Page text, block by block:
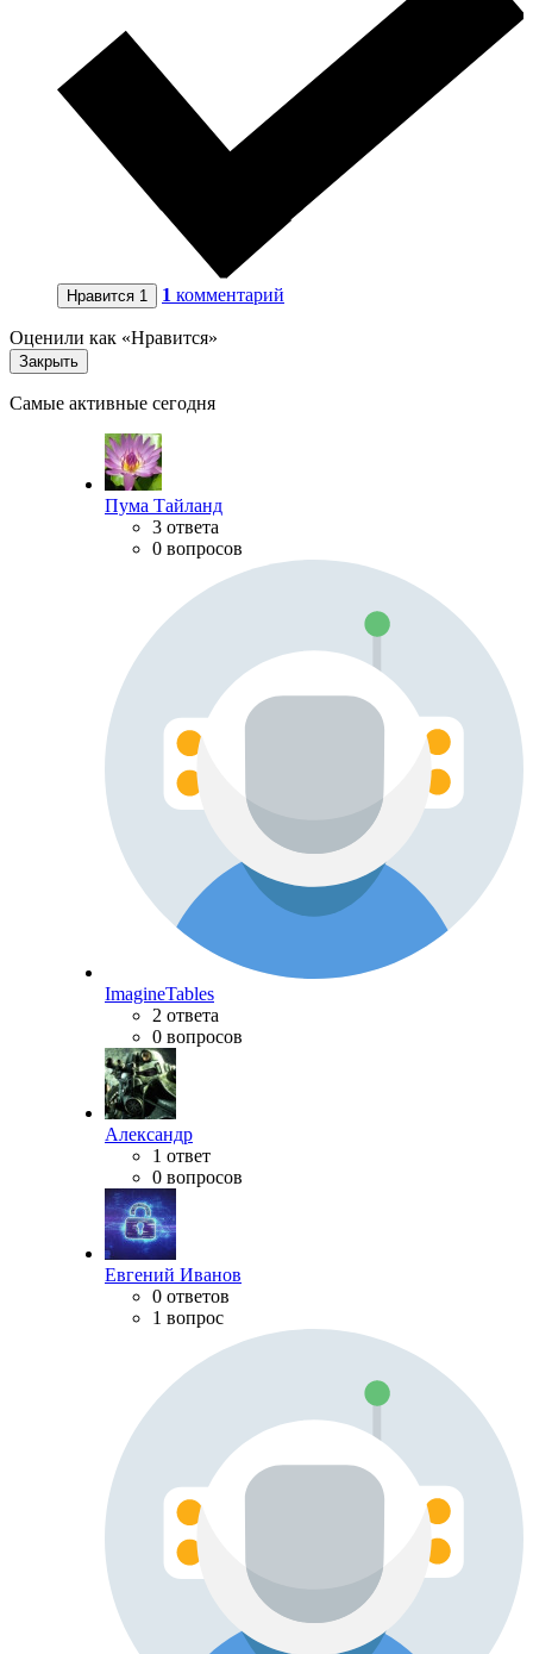
Нравится 1 1 комментарий
Оценили как «Нравится»
Закрыть
Самые активные сегодня
Пума Тайланд
3 ответа
0 вопросов
ImagineTables
2 ответа
0 вопросов
Александр
1 ответ
0 вопросов
Евгений Иванов
0 ответов
1 вопрос